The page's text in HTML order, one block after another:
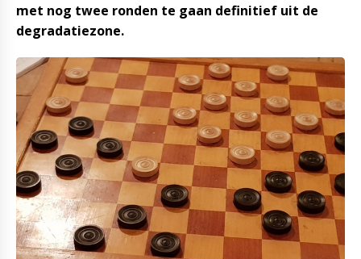
met nog twee ronden te gaan definitief uit de
degradatiezone.